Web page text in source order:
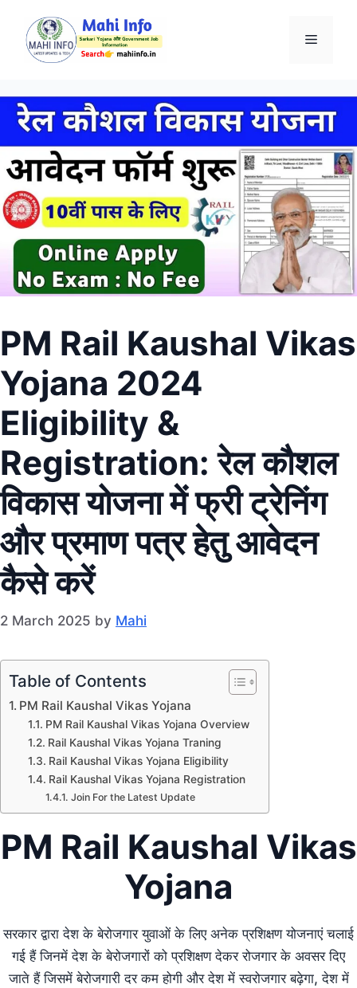
content
Menu
PM Rail Kaushal Vikas
Yojana 2024
Eligibility &
Registration: रेल कौशल
विकास योजना में फ्री ट्रेनिंग
और प्रमाण पत्र हेतु आवेदन
कैसे करें
2 March 2025 by Mahi
Table of Contents
PM Rail Kaushal Vikas Yojana
PM Rail Kaushal Vikas Yojana Overview
Rail Kaushal Vikas Yojana Traning
Rail Kaushal Vikas Yojana Eligibility
Rail Kaushal Vikas Yojana Registration
Join For the Latest Update
PM Rail Kaushal Vikas
Yojana
सरकार द्वारा देश के बेरोजगार युवाओं के लिए अनेक प्रशिक्षण योजनाएं चलाई
गई हैं जिनमें देश के बेरोजगारों को प्रशिक्षण देकर रोजगार के अवसर दिए
जाते हैं जिसमें बेरोजगारी दर कम होगी और देश में स्वरोजगार बढ़ेगा, देश में